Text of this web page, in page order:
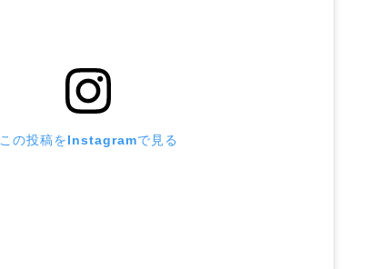
この投稿をInstagramで見る